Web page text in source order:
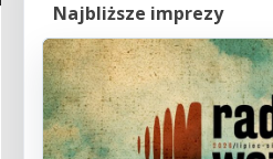
Najbliższe imprezy